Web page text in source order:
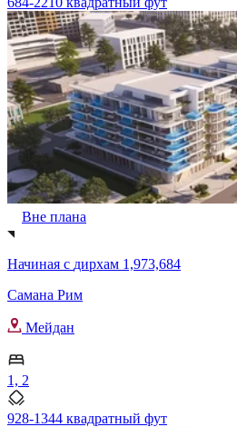
Вне плана
Начиная с дирхам 1,973,684
Самана Рим
Мейдан
1, 2
928-1344 квадратный фут